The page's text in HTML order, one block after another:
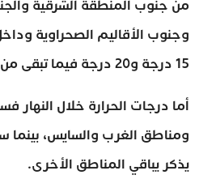
من جنوب المنطقة الشرقية
وجنوب الأقاليم الصحراوية
15 درجة و20 درجة فيما تبقى من ربوع المملكة.
أما درجات الحرارة خلال
ومناطق الغرب والسايس، بينما
يذكر يباقي المناطق الأخرى.